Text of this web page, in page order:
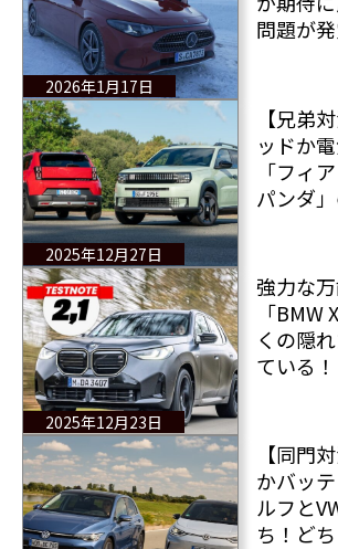
2026年1月17日
問題が
2025年12月27日
【兄弟
ッドか
「フィ
パンダ
証！
2025年12月23日
強力な
「BMW
くの隠
ている！
【同門
かバッ
ルフと
ち！ど